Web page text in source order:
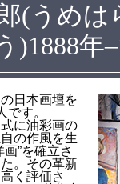
(うめは
)1888年
日本画壇を
です。
に油彩画の
の作風を生
”を確立さ
。その革新
く評価さ